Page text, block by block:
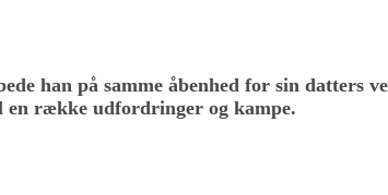
han på samme åbenhed for sin datters
en række udfordringer og kampe.